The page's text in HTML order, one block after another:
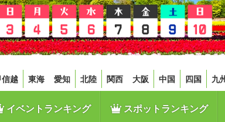
信越 東海 愛知 北陸 関西 大阪 中国 四国 九
イベントランキング スポットランキング